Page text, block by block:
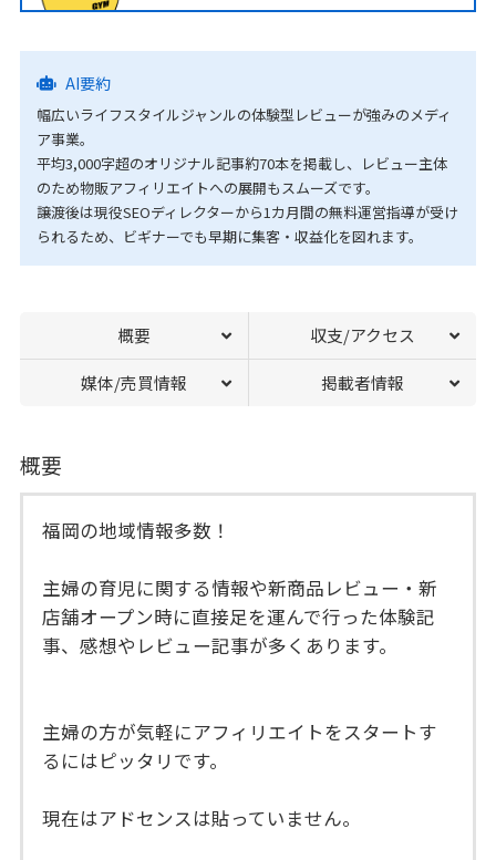
AI要約
幅広いライフスタイルジャンルの体験型レビューが強みのメディ
ア事業。
平均3,000字超のオリジナル記事約70本を掲載し、レビュー主体
のため物販アフィリエイトへの展開もスムーズです。
譲渡後は現役SEOディレクターから1カ月間の無料運営指導が受け
られるため、ビギナーでも早期に集客・収益化を図れます。
概要 収支/アクセス
媒体/売買情報 掲載者情報
概要
福岡の地域情報多数！
主婦の育児に関する情報や新商品レビュー・新
店舗オープン時に直接足を運んで行った体験記
事、感想やレビュー記事が多くあります。
主婦の方が気軽にアフィリエイトをスタートす
るにはピッタリです。
現在はアドセンスは貼っていません。